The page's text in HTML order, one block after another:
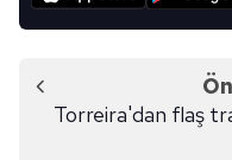
Torreira'dan flaş